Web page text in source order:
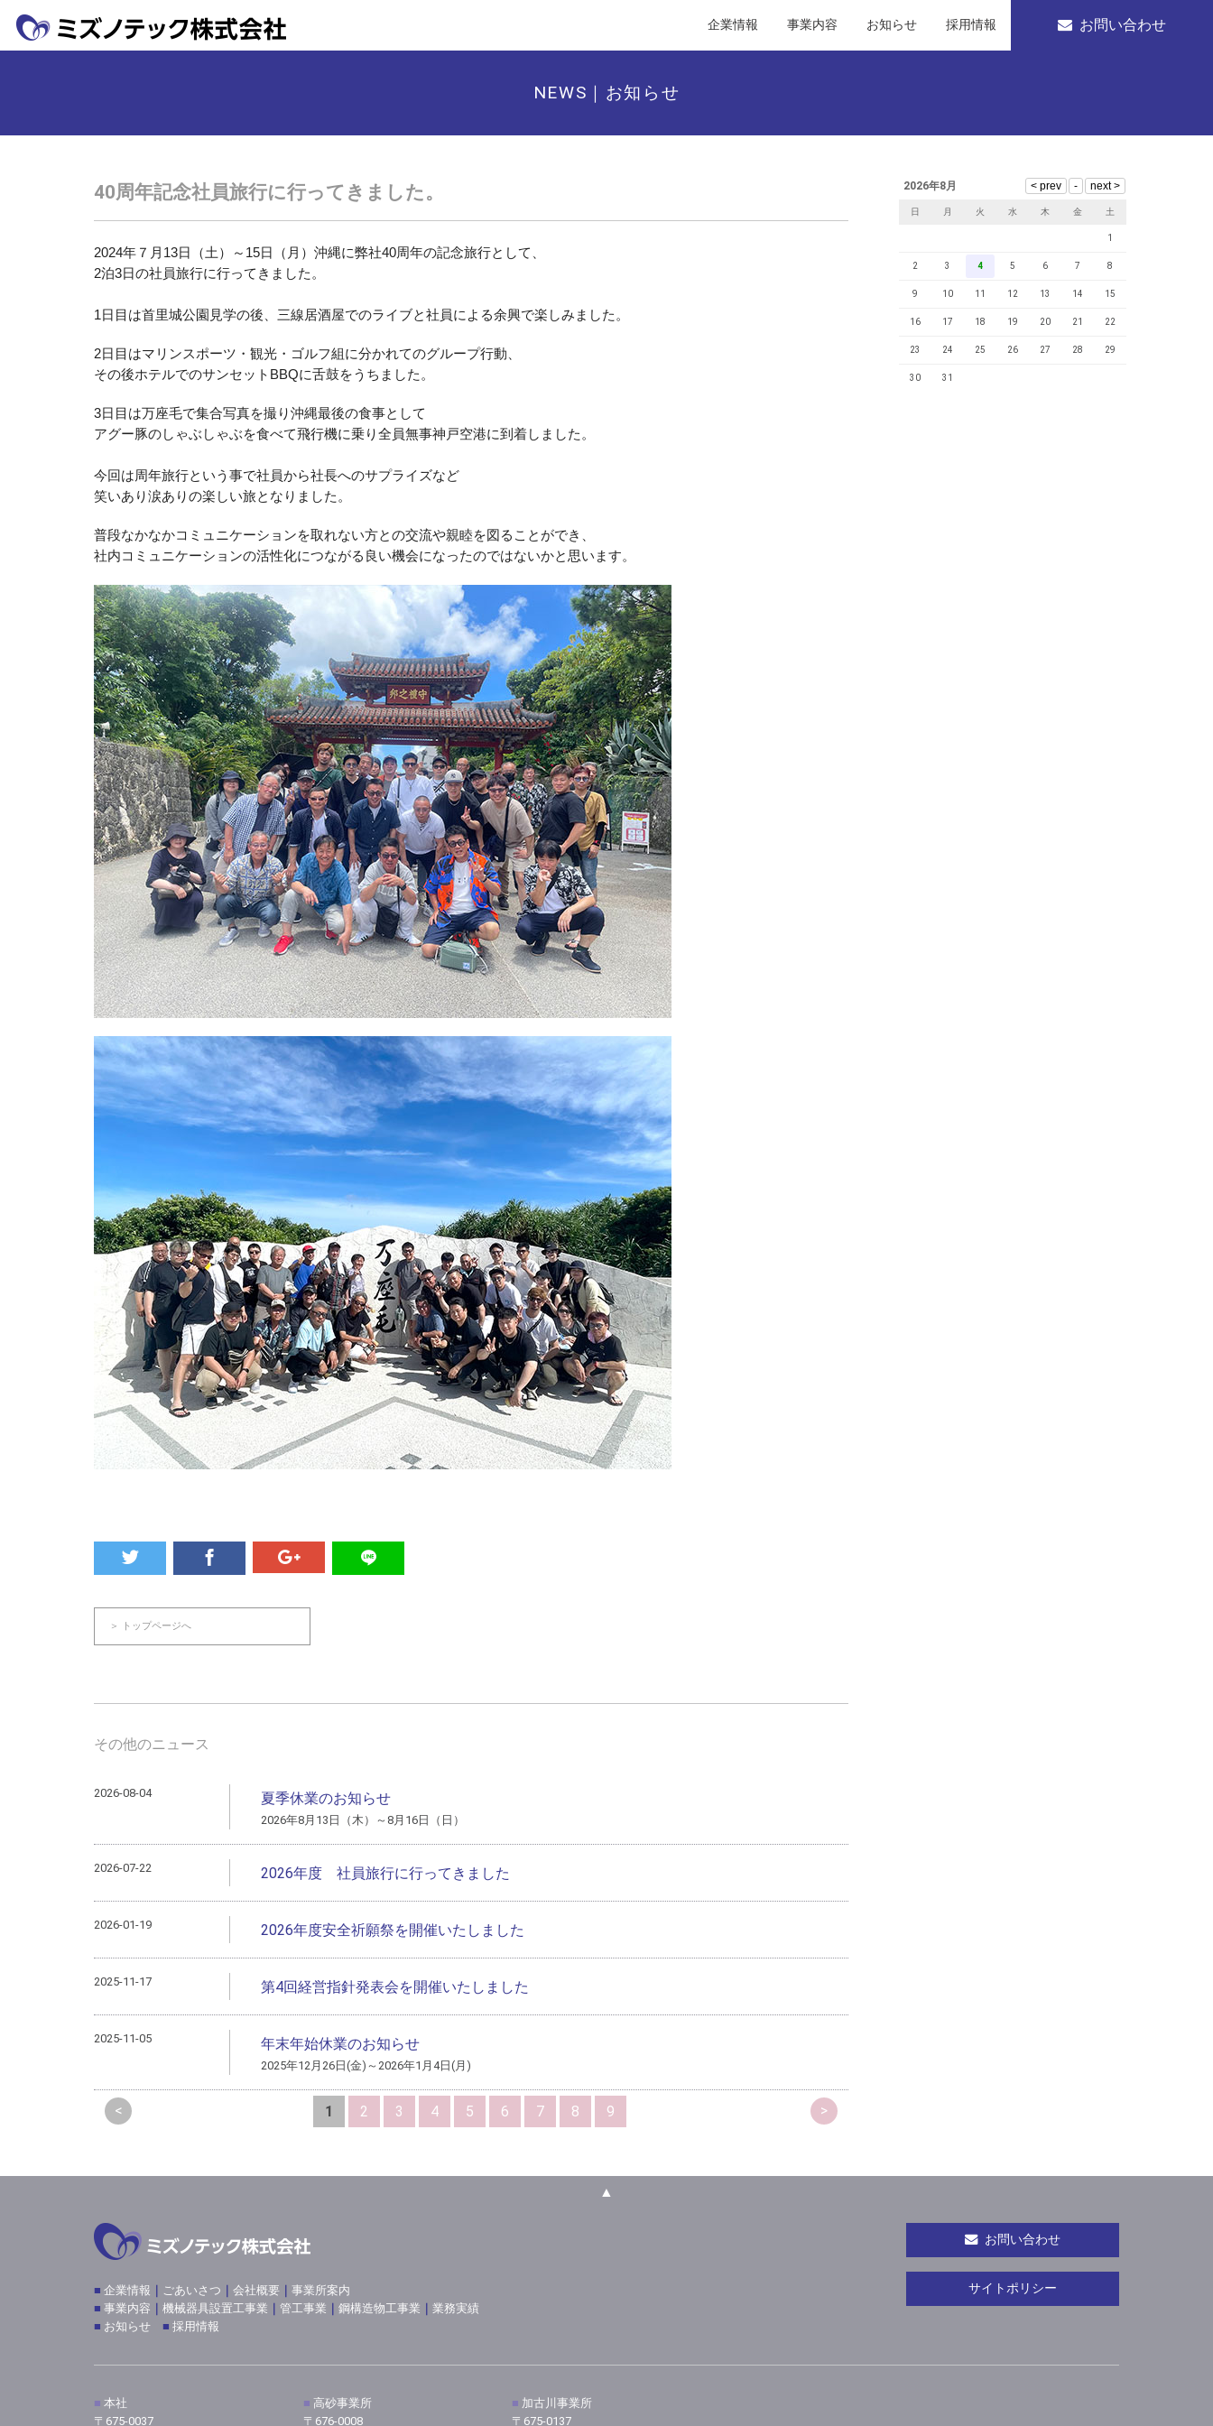
企業情報 事業内容 お知らせ 採用情報 お問い合わせ
NEWS｜お知らせ
40周年記念社員旅行に行ってきました。
2024年７月 13日（土）～ 15日（月）沖縄に弊社40周年の記念旅行として、
2泊3日の社員旅行に行ってきました。
1 日目は首里城公園見学の後、三線居酒屋でのライブと社員による余興で楽しみました。
2日目はマリンスポーツ・観光・ゴルフ組に分かれてのグループ行動、
その後ホテルでのサンセット BBQに舌鼓をうちました。
3日目は万座毛で集合写真を撮り沖縄最後の食事として
アグー豚のしゃぶしゃぶを食べて飛行機に乗り全員無事神戸空港に到着しました。
今回は周年旅行という事で社員から社長へのサプライズなど
笑いあり涙ありの楽しい旅となりました。
普段なかなかコミュニケーションを取れない方との交流や親睦を図ることができ、
社内コミュニケーションの活性化につながる 良い機会になったのではないかと思います。
＞ トップページへ
2026年8月
日 月 火 水 木 金 土
1
2 3 4 5 6 7 8
9 10 11 12 13 14 15
16 17 18 19 20 21 22
23 24 25 26 27 28 29
30 31
その他のニュース
2026-08-04 夏季休業のお知らせ
2026年8月13日（木）～8月16日（日）
2026-07-22 2026年度 社員旅行に行ってきました
2026-01-19 2026年度安全祈願祭を開催いたしました
2025-11-17 第4回経営指針発表会を開催いたしました
2025-11-05 年末年始休業のお知らせ
2025年12月26日(金)～2026年1月4日(月)
< 1 2 3 4 5 6 7 8 9 >
▲
■ 企業情報 ごあいさつ 会社概要
事業所案内
■ 事業内容 機械器具設置工事業 管工事業 鋼構造物工事業
業務実績
■ お知らせ ■ 採用情報
お問い合わせ
サイトポリシー
■ 本社
〒675-0037
■ 高砂事業所
〒676-0008
■ 加古川事業所
〒675-0137